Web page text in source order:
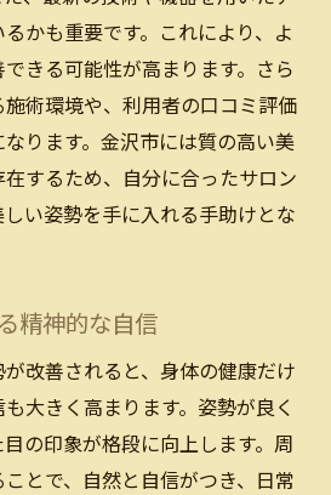
正す、自分を変える一歩
生を変える第一歩に
る新しい自分への旅
分を見つめ直す機会
ための姿勢改善の重要性
信を取り戻すステップ
たらす内面的な変化
しい自分を発見する
整体で得る自己向上
たらす新たなスタート
分を再構築する
かも重要です。これにより、よ
きる可能性が高まります。さら
術環境や、利用者の口コミ評価
ります。金沢市には質の高い美
するため、自分に合ったサロン
い姿勢を手に入れる手助けとな
精神的な自信
改善されると、身体の健康だけ
大きく高まります。姿勢が良く
の印象が格段に向上します。周
とで、自然と自信がつき、日常